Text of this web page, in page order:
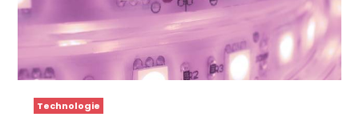
Technologie